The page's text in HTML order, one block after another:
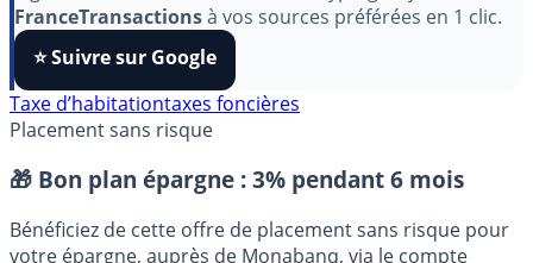
Pour soutenir le travail de notre équipe face aux
algorithmes et ne rater aucun décryptage, ajoutez
FranceTransactionsà vos sources préférées en 1 clic.
⭐️ Suivre sur Google
taxes foncières
Placement sans risque
🎁 Bon plan épargne : 3% pendant 6 mois